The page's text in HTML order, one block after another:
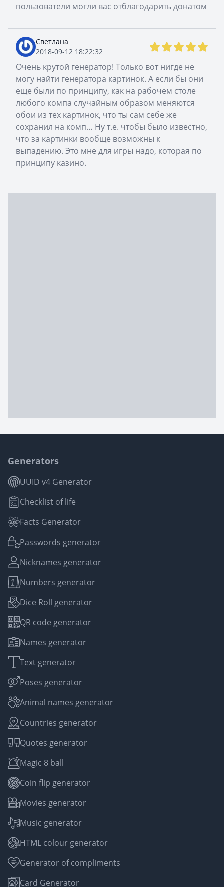
пользователи могли вас отблагодарить донатом
Светлана
2018-09-12 18:22:32
Очень крутой генератор! Только вот нигде не
могу найти генератора картинок. А если бы они
еще были по принципу, как на рабочем столе
любого компа случайным образом меняются
обои из тех картинок, что ты сам себе же
сохранил на комп… Ну т.е. чтобы было известно,
что за картинки вообще возможны к
выпадению. Это мне для игры надо, которая по
принципу казино.
Generators
UUID v4 Generator
Checklist of life
Facts Generator
Passwords generator
Nicknames generator
Numbers generator
Dice Roll generator
QR code generator
Names generator
Text generator
Poses generator
Animal names generator
Countries generator
Quotes generator
Magic 8 ball
Coin flip generator
Movies generator
Music generator
HTML colour generator
Generator of compliments
Card Generator